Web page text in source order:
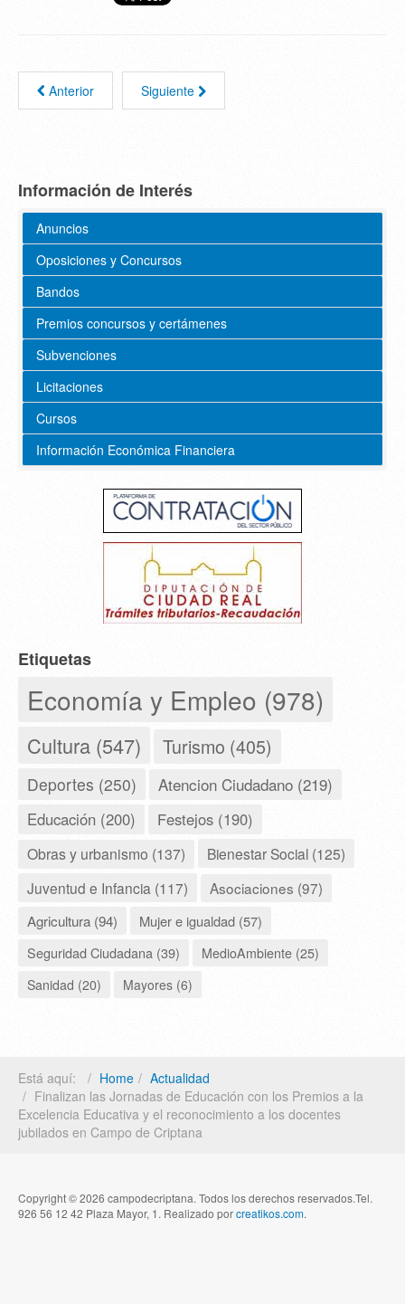
Anterior Siguiente
Información de Interés
Anuncios
Oposiciones y Concursos
Bandos
Premios concursos y certámenes
Subvenciones
Licitaciones
Cursos
Información Económica Financiera
Etiquetas
Economía y Empleo (978)
Cultura (547) Turismo (405)
Deportes (250) Atencion Ciudadano (219)
Educación (200) Festejos (190)
Obras y urbanismo (137)
Bienestar Social (125)
Juventud e Infancia (117)
Asociaciones (97)
Agricultura (94)
Mujer e igualdad (57)
Seguridad Ciudadana (39)
MedioAmbiente (25)
Sanidad (20)
Mayores (6)
Está aquí: Home
Actualidad
Finalizan las Jornadas de Educación con los Premios a la
Excelencia Educativa y el reconocimiento a los docentes
jubilados en Campo de Criptana
Copyright © 2026 campodecriptana. Todos los derechos reservados.Tel.
926 56 12 42 Plaza Mayor, 1. Realizado porcreatikos.com.